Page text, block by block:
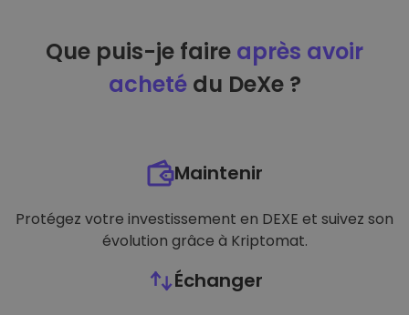
Que puis-je faire après avoir
achetédu DeXe ?
Maintenir
Protégez votre investissement en DEXE et suivez son
évolution grâce à Kriptomat.
Échanger